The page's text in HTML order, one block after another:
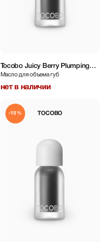
Tocobo Juicy Berry Plumping
Lip Oil 4 g
Масло для объема губ
нет в наличии
TOCOBO
-15%